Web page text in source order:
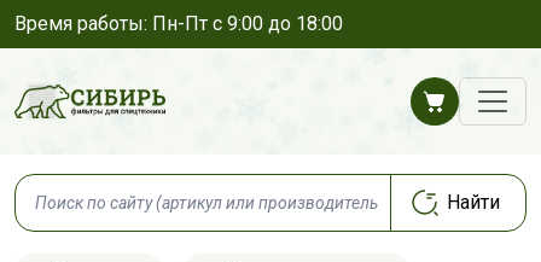
Время работы: Пн-Пт с 9:00 до 18:00